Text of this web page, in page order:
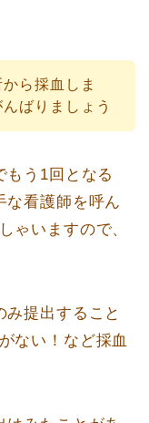
ら採血しま
ばりましょう
もう1回となる
な看護師を呼ん
ゃいますので、
提出すること
ない！など採血